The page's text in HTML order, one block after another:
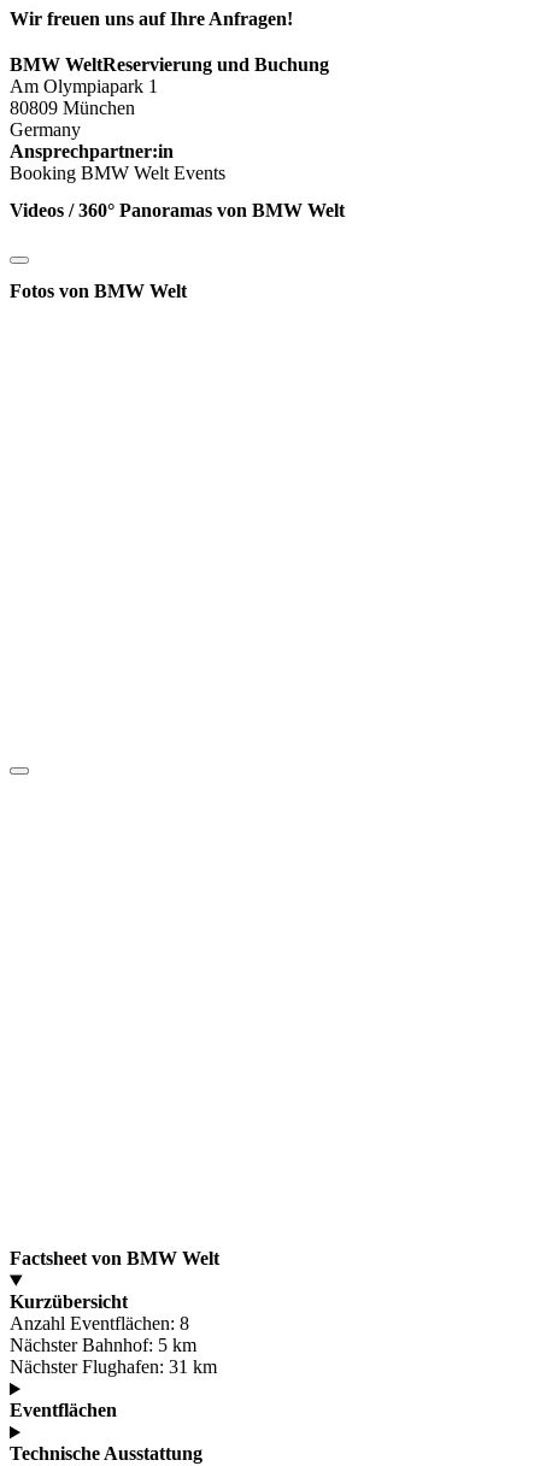
Wir freuen uns auf Ihre Anfragen!
BMW WeltReservierung und Buchung
Am Olympiapark 1
80809 München
Germany
Ansprechpartner:in
Booking BMW Welt Events
Videos / 360° Panoramas von BMW Welt
Fotos von BMW Welt
Factsheet von BMW Welt
Kurzübersicht
Anzahl Eventflächen: 8
Nächster Bahnhof: 5 km
Nächster Flughafen: 31 km
Eventflächen
Technische Ausstattung